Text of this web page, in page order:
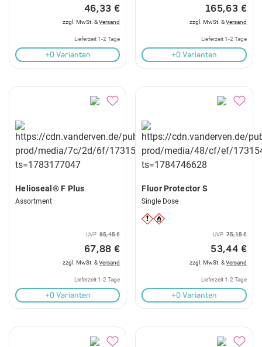
46,33 €
zzgl. MwSt. &Versand
Lieferzeit 1-2 Tage
+0 Varianten
165,63 €
zzgl. MwSt. &Versand
Lieferzeit 1-2 Tage
+0 Varianten
Helioseal® F Plus
Assortment
UVP 95,45 €
67,88 €
zzgl. MwSt. &Versand
Lieferzeit 1-2 Tage
+0 Varianten
Fluor Protector S
Single Dose
UVP 75,15 €
53,44 €
zzgl. MwSt. &Versand
Lieferzeit 1-2 Tage
+0 Varianten